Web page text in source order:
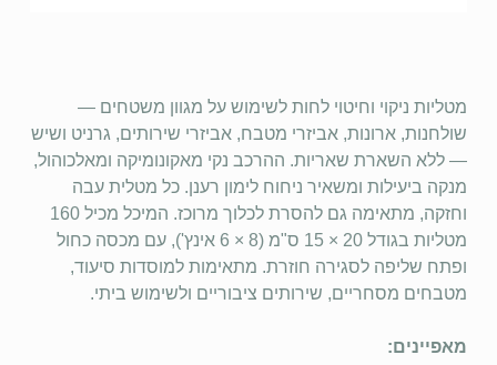
מטליות ניקוי וחיטוי לחות לשימוש על מגוון משטחים —
שולחנות, ארונות, אביזרי מטבח, אביזרי שירותים, גרניט ושיש
— ללא השארת שאריות. ההרכב נקי מאקונומיקה ומאלכוהול,
מנקה ביעילות ומשאיר ניחוח לימון רענן. כל מטלית עבה
וחזקה, מתאימה גם להסרת לכלוך מרוכז. המיכל מכיל 160
מטליות בגודל 20 × 15 ס"מ (8 × 6 אינץ'), עם מכסה כחול
ופתח שליפה לסגירה חוזרת. מתאימות למוסדות סיעוד,
מטבחים מסחריים, שירותים ציבוריים ולשימוש ביתי.
מאפיינים: